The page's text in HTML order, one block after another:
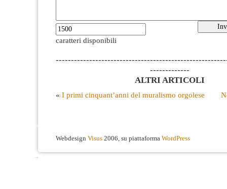
caratteri disponibili
-------------
ALTRI ARTICOLI
« I primi cinquant’anni del muralismo orgolese
Webdesign Visus 2006, su piattaforma WordPress